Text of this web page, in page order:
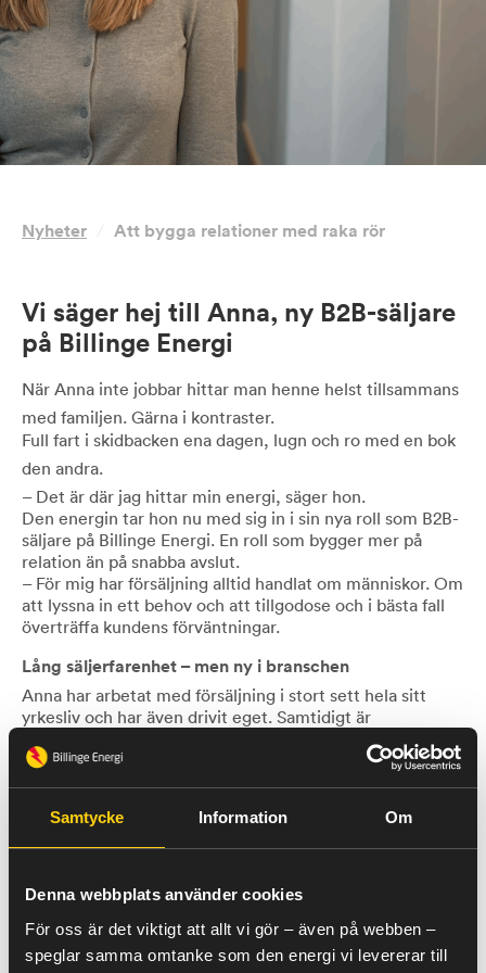
Samtycke Information Om
Denna webbplats använder cookies
För oss är det viktigt att allt vi gör – även på webben –
speglar samma omtanke som den energi vi levererar till
Nyheter Att bygga relationer med raka rör
Vi säger hej till Anna, ny B2B-säljare
på Billinge Energi
När Anna inte jobbar hittar man henne helst tillsammans
med familjen. Gärna i kontraster.
Full fart i skidbacken ena dagen, lugn och ro med en bok
den andra.
– Det är där jag hittar min energi, säger hon.
Den energin tar hon nu med sig in i sin nya roll som B2B-
säljare på Billinge Energi. En roll som bygger mer på
relation än på snabba avslut.
– För mig har försäljning alltid handlat om människor. Om
att lyssna in ett behov och att tillgodose och i bästa fall
överträffa kundens förväntningar.
Lång säljerfarenhet – men ny i branschen
Anna har arbetat med försäljning i stort sett hela sitt
yrkesliv och har även drivit eget. Samtidigt är
– Det känns spännande, absolut. Och det är klart att det
också är en utmaning.
Men det är en komplex och väldigt intressant bransch,
där man nog aldrig blir fullärd, och det är också en del av
det roliga.
sanningar, utan går in med öppna ögon.
Relationer som håller över tid